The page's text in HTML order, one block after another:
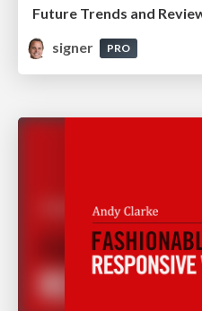
signer
PRO